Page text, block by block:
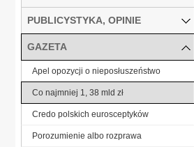
PUBLICYSTYKA, OPINIE
GAZETA
Apel opozycji o nieposłuszeństwo
Co najmniej 1, 38 mld zł
Credo polskich eurosceptyków
Porozumienie albo rozprawa